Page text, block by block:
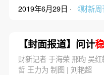
2019年6月29日 · 《财新
【封面报道】问计
财新记者 于海荣 邢昀 吴
哲 王力为 制图 | 刘艳超